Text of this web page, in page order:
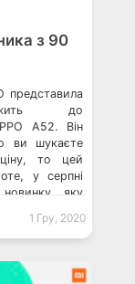
з 90
представила
до
A52. Він
ви шукаєте
то цей
у серпні
яку
моделі A52.
1 Гру, 2020